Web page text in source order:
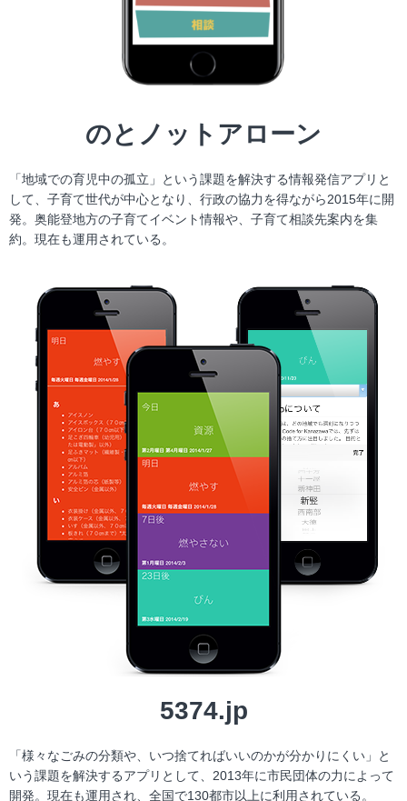
のとノットアローン
「地域での育児中の孤立」という課題を解決する情報発信アプリと
して、子育て世代が中心となり、行政の協力を得ながら2015年に開
発。奥能登地方の子育てイベント情報や、子育て相談先案内を集
約。現在も運用されている。
5374.jp
「様々なごみの分類や、いつ捨てればいいのかが分かりにくい」と
いう課題を解決するアプリとして、2013年に市民団体の力によって
開発。現在も運用され、全国で130都市以上に利用されている。